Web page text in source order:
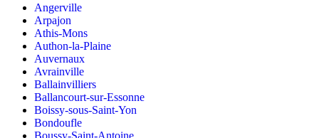
Angerville
Arpajon
Athis-Mons
Authon-la-Plaine
Auvernaux
Avrainville
Ballainvilliers
Ballancourt-sur-Essonne
Boissy-sous-Saint-Yon
Bondoufle
Boussy-Saint-Antoine